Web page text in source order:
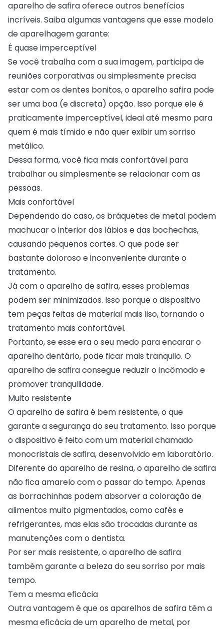
aparelho de safira oferece outros benefícios
incríveis. Saiba algumas vantagens que esse modelo
de aparelhagem garante:
É quase imperceptível
Se você trabalha com a sua imagem, participa de
reuniões corporativas ou simplesmente precisa
estar com os dentes bonitos, o aparelho safira pode
ser uma boa (e discreta) opção. Isso porque ele é
praticamente imperceptível, ideal até mesmo para
quem é mais tímido e não quer exibir um sorriso
metálico.
Dessa forma, você fica mais confortável para
trabalhar ou simplesmente se relacionar com as
pessoas.
Mais confortável
Dependendo do caso, os bráquetes de metal podem
machucar o interior dos lábios e das bochechas,
causando pequenos cortes. O que pode ser
bastante doloroso e inconveniente durante o
tratamento.
Já com o aparelho de safira, esses problemas
podem ser minimizados. Isso porque o dispositivo
tem peças feitas de material mais liso, tornando o
tratamento mais confortável.
Portanto, se esse era o seu medo para encarar o
aparelho dentário, pode ficar mais tranquilo. O
aparelho de safira consegue reduzir o incômodo e
promover tranquilidade.
Muito resistente
O aparelho de safira é bem resistente, o que
garante a segurança do seu tratamento. Isso porque
o dispositivo é feito com um material chamado
monocristais de safira, desenvolvido em laboratório.
Diferente do aparelho de resina, o aparelho de safira
não fica amarelo com o passar do tempo. Apenas
as borrachinhas podem absorver a coloração de
alimentos muito pigmentados, como cafés e
refrigerantes, mas elas são trocadas durante as
manutenções com o dentista.
Por ser mais resistente, o aparelho de safira
também garante a beleza do seu sorriso por mais
tempo.
Tem a mesma eficácia
Outra vantagem é que os aparelhos de safira têm a
mesma eficácia de um aparelho de metal, por